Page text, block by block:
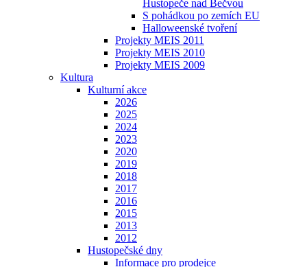
Hustopeče nad Bečvou
S pohádkou po zemích EU
Halloweenské tvoření
Projekty MEIS 2011
Projekty MEIS 2010
Projekty MEIS 2009
Kultura
Kulturní akce
2026
2025
2024
2023
2020
2019
2018
2017
2016
2015
2013
2012
Hustopečské dny
Informace pro prodejce